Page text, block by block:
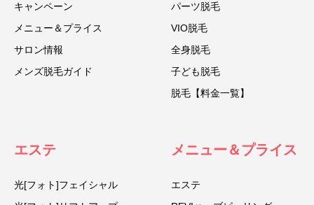
キャンペーン
メニュー＆プライス
サロン情報
メンズ脱毛ガイド
パーツ脱毛
VIO脱毛
全身脱毛
子ども脱毛
脱毛【料金一覧】
エステ
光[フォト]フェイシャル
メニュー＆プライス
エステ